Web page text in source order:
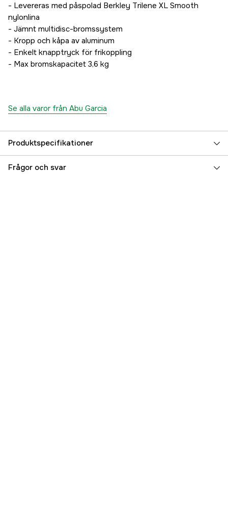
- Levereras med påspolad Berkley Trilene XL Smooth
nylonlina
- Jämnt multidisc-bromssystem
- Kropp och kåpa av aluminum
- Enkelt knapptryck för frikoppling
- Max bromskapacitet 3,6 kg
Se alla varor från Abu Garcia
Produktspecifikationer
Vikt (g) 238 g
Frågor och svar